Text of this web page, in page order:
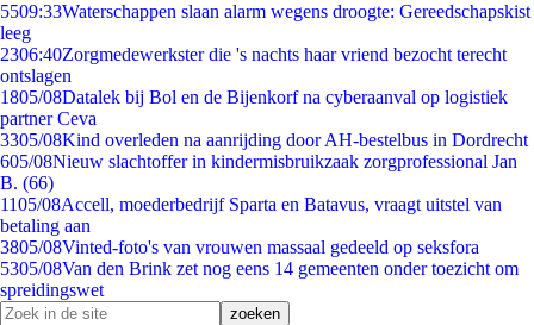
5509:33Waterschappen slaan alarm wegens droogte: Gereedschapskist
leeg
2306:40Zorgmedewerkster die 's nachts haar vriend bezocht terecht
ontslagen
1805/08Datalek bij Bol en de Bijenkorf na cyberaanval op logistiek
partner Ceva
3305/08Kind overleden na aanrijding door AH-bestelbus in Dordrecht
605/08Nieuw slachtoffer in kindermisbruikzaak zorgprofessional Jan
B. (66)
1105/08Accell, moederbedrijf Sparta en Batavus, vraagt uitstel van
betaling aan
3805/08Vinted-foto's van vrouwen massaal gedeeld op seksfora
5305/08Van den Brink zet nog eens 14 gemeenten onder toezicht om
spreidingswet